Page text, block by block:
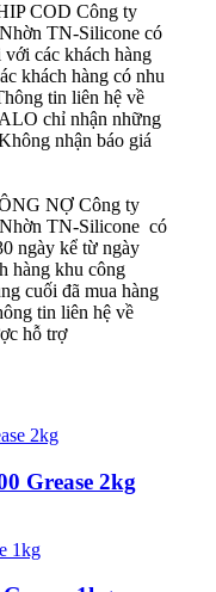
COD Công ty
TN-Silicone có
các khách hàng
khách hàng có nhu
tin liên hệ về
chỉ nhận những
nhận báo giá
NỢ Công ty
TN-Silicone có
ngày kể từ ngày
hàng khu công
cuối đã mua hàng
tin liên hệ về
hỗ trợ
Grease 2kg